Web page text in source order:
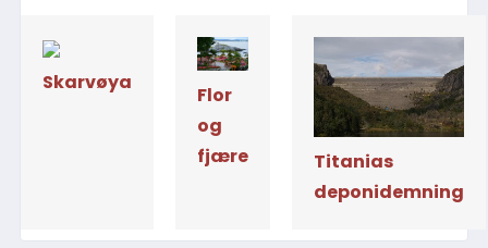
Skarvøya
Flor
og
fjære
Titanias
deponidemning